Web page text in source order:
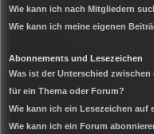
Wie kann ich nach Mitgliedern
Wie kann ich meine eigenen
Abonnements und Lesezeichen
Was ist der Unterschied
für ein Thema oder Forum?
Wie kann ich ein Lesezeichen auf
Wie kann ich ein Forum